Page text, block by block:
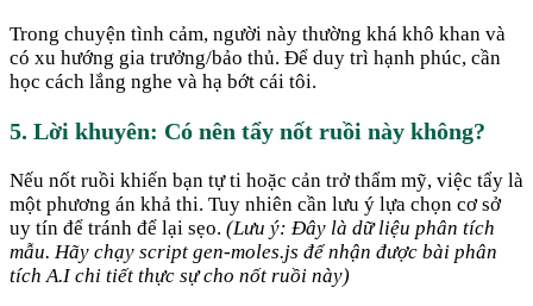
Trong chuyện tình cảm, người này thường khá khô khan và
có xu hướng gia trưởng/bảo thủ. Để duy trì hạnh phúc, cần
học cách lắng nghe và hạ bớt cái tôi.
5. Lời khuyên: Có nên tẩy nốt ruồi này không?
Nếu nốt ruồi khiến bạn tự ti hoặc cản trở thẩm mỹ, việc tẩy là
một phương án khả thi. Tuy nhiên cần lưu ý lựa chọn cơ sở
uy tín để tránh để lại sẹo. (Lưu ý: Đây là dữ liệu phân tích
mẫu. Hãy chạy script gen-moles.js để nhận được bài phân
tích A.I chi tiết thực sự cho nốt ruồi này)